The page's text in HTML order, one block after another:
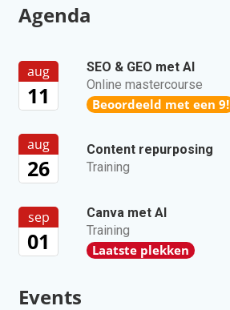
Agenda
aug
11
SEO & GEO met AI
Online mastercourse
Beoordeeld met een 9!
aug
26
Content repurposing
Training
sep
01
Canva met AI
Training
Laatste plekken
Events